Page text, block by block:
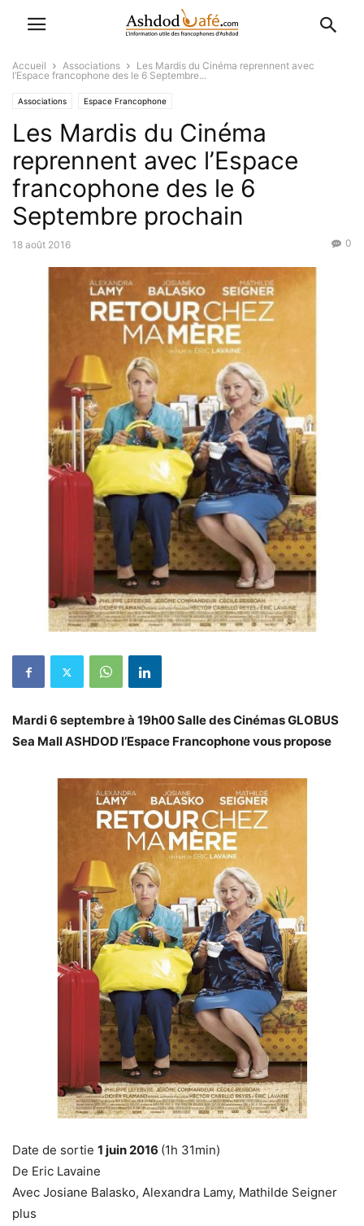
Accueil Associations
Les Mardis du Cinéma reprennent avec
l’Espace francophone des le 6 Septembre...
Associations Espace Francophone
Les Mardis du Cinéma
reprennent avec l’Espace
francophone des le 6
Septembre prochain
18 août 2016 0
Mardi 6 septembre à 19h00Salle des Cinémas GLOBUS
Sea Mall ASHDOD l’Espace Francophone vous propose
Date de sortie 1 juin 2016 (1h 31min)
De Eric Lavaine
Avec Josiane Balasko, Alexandra Lamy, Mathilde Seigner
plus